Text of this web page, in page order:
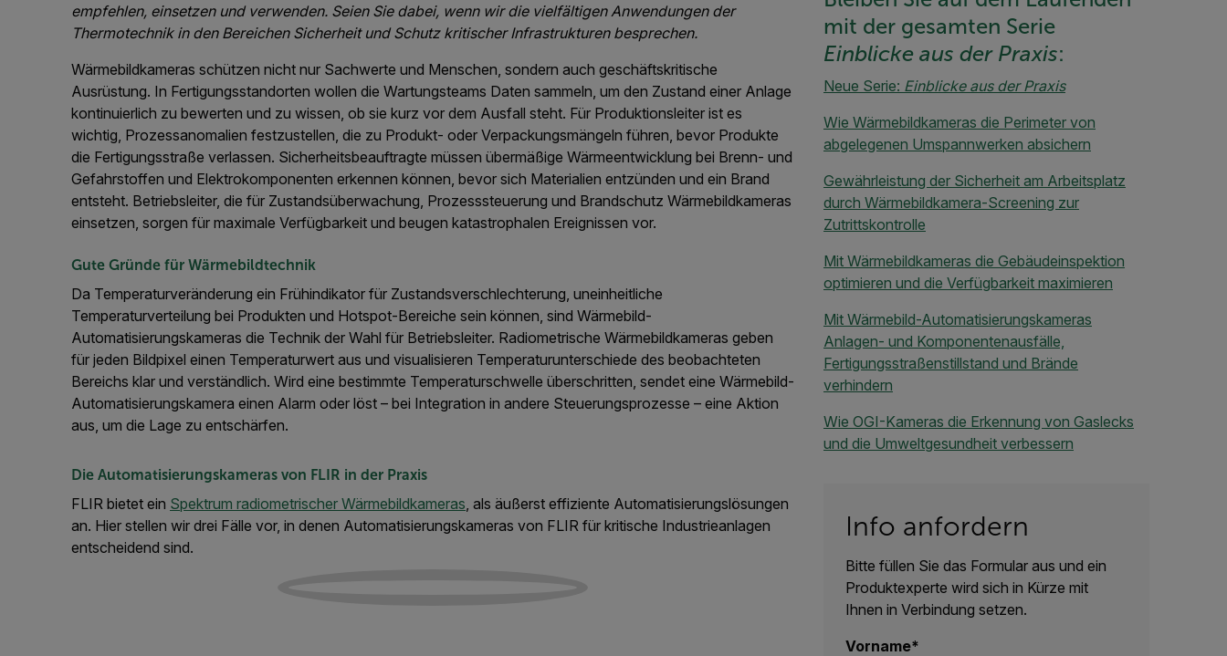
empfehlen, einsetzen und verwenden. Seien Sie dabei, wenn wir die vielfältigen Anwendungen der
Thermotechnik in den Bereichen Sicherheit und Schutz kritischer Infrastrukturen besprechen.
Wärmebildkameras schützen nicht nur Sachwerte und Menschen, sondern auch geschäftskritische
Ausrüstung. In Fertigungsstandorten wollen die Wartungsteams Daten sammeln, um den Zustand einer Anlage
kontinuierlich zu bewerten und zu wissen, ob sie kurz vor dem Ausfall steht. Für Produktionsleiter ist es
wichtig, Prozessanomalien festzustellen, die zu Produkt- oder Verpackungsmängeln führen, bevor Produkte
die Fertigungsstraße verlassen. Sicherheitsbeauftragte müssen übermäßige Wärmeentwicklung bei Brenn- und
Gefahrstoffen und Elektrokomponenten erkennen können, bevor sich Materialien entzünden und ein Brand
entsteht. Betriebsleiter, die für Zustandsüberwachung, Prozesssteuerung und Brandschutz Wärmebildkameras
einsetzen, sorgen für maximale Verfügbarkeit und beugen katastrophalen Ereignissen vor.
Gute Gründe für Wärmebildtechnik
Da Temperaturveränderung ein Frühindikator für Zustandsverschlechterung, uneinheitliche
Temperaturverteilung bei Produkten und Hotspot-Bereiche sein können, sind Wärmebild-
Automatisierungskameras die Technik der Wahl für Betriebsleiter. Radiometrische Wärmebildkameras geben
für jeden Bildpixel einen Temperaturwert aus und visualisieren Temperaturunterschiede des beobachteten
Bereichs klar und verständlich. Wird eine bestimmte Temperaturschwelle überschritten, sendet eine Wärmebild-
Automatisierungskamera einen Alarm oder löst – bei Integration in andere Steuerungsprozesse – eine Aktion
aus, um die Lage zu entschärfen.
Die Automatisierungskameras von FLIR in der Praxis
FLIR bietet ein Spektrum radiometrischer Wärmebildkameras, als äußerst effiziente Automatisierungslösungen
an. Hier stellen wir drei Fälle vor, in denen Automatisierungskameras von FLIR für kritische Industrieanlagen
entscheidend sind.
mit der gesamten Serie
Einblicke aus der Praxis:
Neue Serie: Einblicke aus der Praxis
Wie Wärmebildkameras die Perimeter von
abgelegenen Umspannwerken absichern
Gewährleistung der Sicherheit am Arbeitsplatz
durch Wärmebildkamera-Screening zur
Zutrittskontrolle
Mit Wärmebildkameras die Gebäudeinspektion
optimieren und die Verfügbarkeit maximieren
Mit Wärmebild-Automatisierungskameras
Anlagen- und Komponentenausfälle,
Fertigungsstraßenstillstand und Brände
verhindern
Wie OGI-Kameras die Erkennung von Gaslecks
und die Umweltgesundheit verbessern
Info anfordern
Bitte füllen Sie das Formular aus und ein
Produktexperte wird sich in Kürze mit
Ihnen in Verbindung setzen.
Vorname